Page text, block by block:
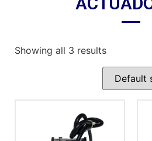
Showing all 3 results